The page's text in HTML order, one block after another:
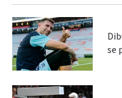
se